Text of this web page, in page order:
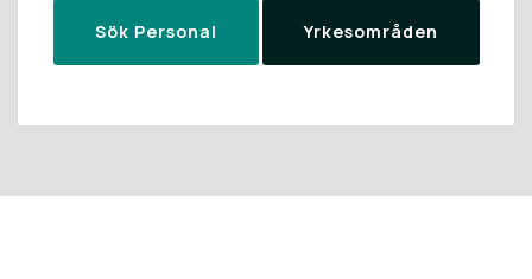
Sök Personal Yrkesområden